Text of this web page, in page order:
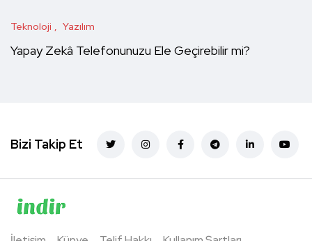
Teknoloji Yazılım
Yapay Zekâ Telefonunuzu Ele Geçirebilir mi?
Bizi Takip Et